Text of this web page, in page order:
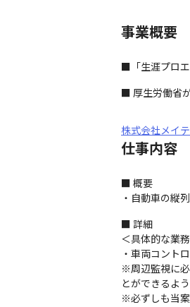
事業概要
■「生涯プロ
■ 厚生労働省
株式会社メイ
仕事内容
■ 概要
・自動車の縦
■ 詳細
＜具体的な業
・車両コント
※周辺監視に
とができるよ
※必ずしも当